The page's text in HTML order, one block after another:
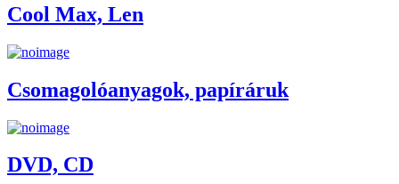
Cool Max, Len
Csomagolóanyagok, papíráruk
DVD, CD